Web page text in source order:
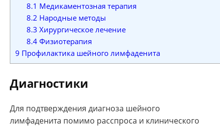
8.1 Медикаментозная терапия
8.2 Народные методы
8.3 Хирургическое лечение
8.4Физиотерапия
9 Профилактика шейного лимфаденита
Диагностики
Для подтверждения диагноза шейного
лимфаденита помимо расспроса и клинического